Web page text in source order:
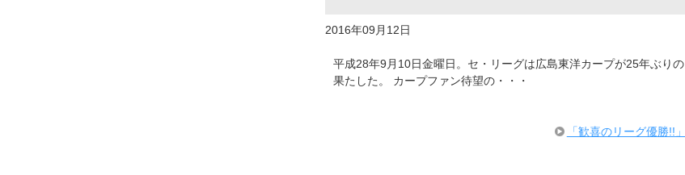
2016年09月12日
平成28年9月10日金曜日。セ・リーグは広島東洋カープが25年ぶり
果たした。 カープファン待望の・・・
「歓喜のリーグ優勝!!